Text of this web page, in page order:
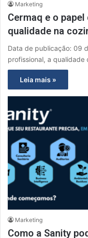
Marketing
Cermaq e o
qualidade na
Data de publicação: 09
profissional, a
Leia mais »
Marketing
Como a Sanity